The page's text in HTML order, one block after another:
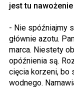
jest tu
- Nie spóźniajmy
głównie azotu.
marca. Niestety
opóźnienia są.
cięcia korzeni, bo
wodnego.